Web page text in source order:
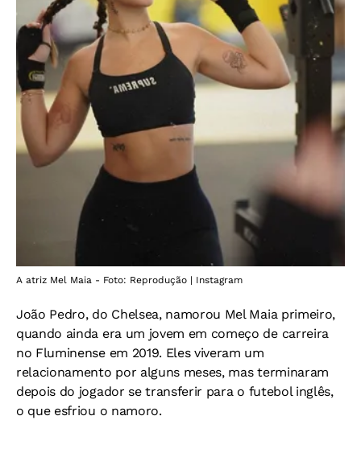
A atriz Mel Maia - Foto: Reprodução | Instagram
João Pedro, do Chelsea, namorou Mel Maia primeiro,
quando ainda era um jovem em começo de carreira
no Fluminense em 2019. Eles viveram um
relacionamento por alguns meses, mas terminaram
depois do jogador se transferir para o futebol inglês,
o que esfriou o namoro.